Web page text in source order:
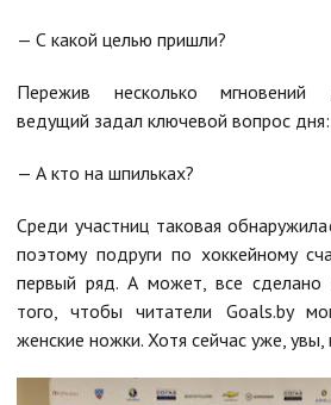
— С какой целью пришли?
Пережив несколько мгновений
ведущий задал ключевой вопрос дня:
— А кто на шпильках?
Среди участниц таковая
поэтому подруги по хоккейному
первый ряд. А может, все сделано
того, чтобы читатели Goals.by
женские ножки. Хотя сейчас уже,